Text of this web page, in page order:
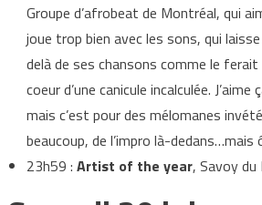
Groupe d’afrobeat de Montréal, qui
joue trop bien avec les sons, qui
delà de ses chansons comme le ferait
coeur d’une canicule incalculée.
mais c’est pour des mélomanes
beaucoup, de l’impro là-
23h59 : Artist of the year, Savoy